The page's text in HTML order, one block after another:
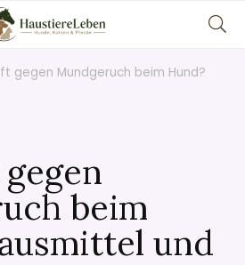
gegen Mundgeruch beim Hund?
beim
und